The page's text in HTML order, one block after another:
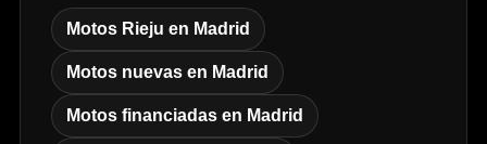
Motos Rieju en Madrid
Motos nuevas en Madrid
Motos financiadas en Madrid